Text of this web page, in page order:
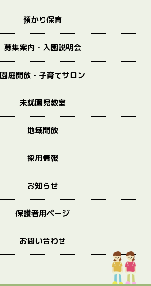
預かり保育
募集案内・入園説明会
園庭開放・子育てサロン
未就園児教室
地域開放
採用情報
お知らせ
保護者用ページ
お問い合わせ